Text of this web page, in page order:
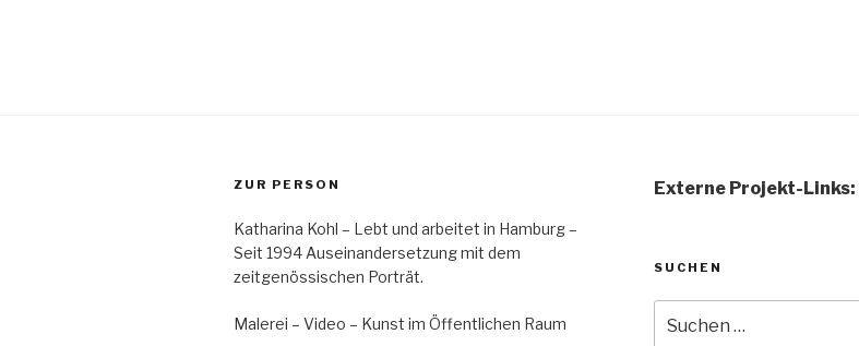
ZUR PERSON
Katharina Kohl – Lebt und arbeitet in Hamburg –
Seit 1994 Auseinandersetzung mit dem
zeitgenössischen Porträt.
Malerei – Video – Kunst im Öffentlichen Raum
Externe Projekt-Links:
SUCHEN
nach: